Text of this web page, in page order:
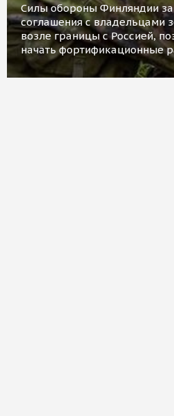
Силы обороны Финляндии
соглашения с владельцами
возле границы с Россией,
начать фортификационные